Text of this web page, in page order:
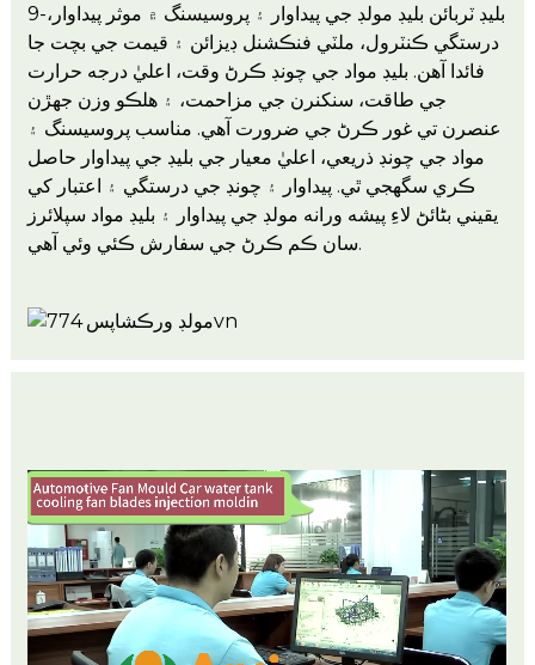
9-بليڊ ٽربائن بليڊ مولڊ جي پيداوار ۽ پروسيسنگ ۾ موثر پيداوار،
درستگي ڪنٽرول، ملٽي فنڪشنل ڊيزائن ۽ قيمت جي بچت جا
فائدا آهن. بليڊ مواد جي چونڊ ڪرڻ وقت، اعليٰ درجه حرارت
جي طاقت، سنکنرن جي مزاحمت، ۽ هلڪو وزن جهڙن
عنصرن تي غور ڪرڻ جي ضرورت آهي. مناسب پروسيسنگ ۽
مواد جي چونڊ ذريعي، اعليٰ معيار جي بليڊ جي پيداوار حاصل
ڪري سگهجي ٿي. پيداوار ۽ چونڊ جي درستگي ۽ اعتبار کي
يقيني بڻائڻ لاءِ پيشه ورانه مولڊ جي پيداوار ۽ بليڊ مواد سپلائرز
سان ڪم ڪرڻ جي سفارش ڪئي وئي آهي.